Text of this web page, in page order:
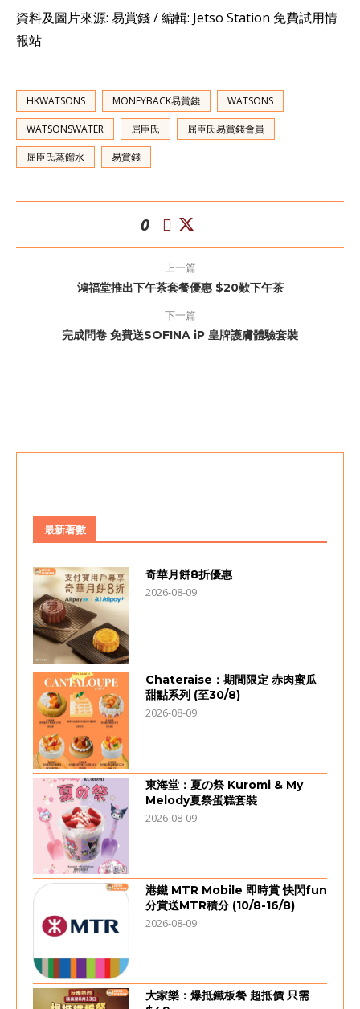
資料及圖片來源: 易賞錢 / 編輯: Jetso Station 免費試用情
報站
HKWATSONS MONEYBACK易賞錢 WATSONS
WATSONSWATER 屈臣氏 屈臣氏易賞錢會員
屈臣氏蒸餾水 易賞錢
0
上一篇
鴻福堂推出下午茶套餐優惠 $20歎下午茶
下一篇
完成問卷 免費送SOFINA iP 皇牌護膚體驗套裝
最新著數
奇華月餅8折優惠
2026-08-09
Chateraise：期間限定 赤肉蜜瓜
甜點系列 (至30/8)
2026-08-09
東海堂：夏の祭 Kuromi & My
Melody夏祭蛋糕套裝
2026-08-09
港鐵 MTR Mobile 即時賞 快閃fun
分賞送MTR積分 (10/8-16/8)
2026-08-09
大家樂：爆抵鐵板餐 超抵價 只需